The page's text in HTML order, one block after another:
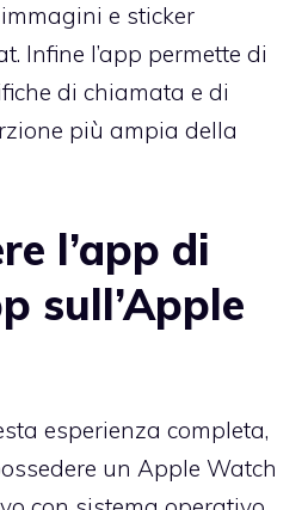
e sticker
Infine l’app permette di
di chiamata e di
più ampia della
l’app di
sull’Apple
esperienza completa,
un Apple Watch